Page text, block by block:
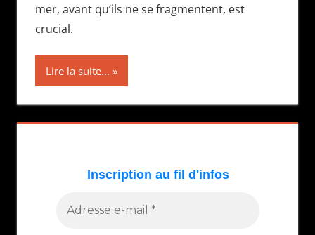
mer, avant qu’ils ne se fragmentent, est
crucial.
Lire la suite...